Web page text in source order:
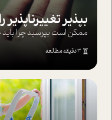
بپذير
ممکن است بپرسيد چرا بايد
3 دقیقه مطالعه